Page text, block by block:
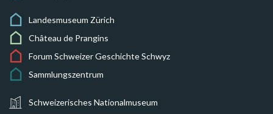
Landesmuseum Zürich
Château de Prangins
Forum Schweizer Geschichte Schwyz
Sammlungszentrum
Schweizerisches Nationalmuseum